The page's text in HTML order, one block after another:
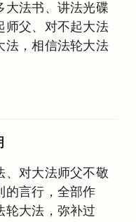
大法书、讲法光碟
师父、对不起大法
法，相信法轮大法
、对大法师父不敬
的言行，全部作
轮大法，弥补过